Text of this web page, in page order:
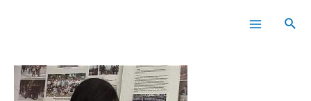
Main